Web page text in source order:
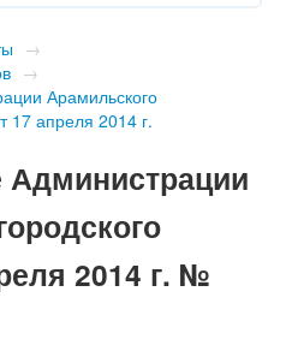
→
→
Арамильского
17 апреля 2014 г.
Администрации
2014 г. №